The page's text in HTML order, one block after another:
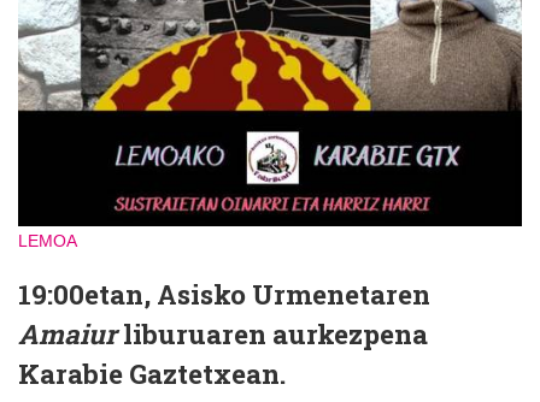
LEMOA
19:00etan, Asisko Urmenetaren
Amaiurliburuaren aurkezpena
Karabie Gaztetxean.